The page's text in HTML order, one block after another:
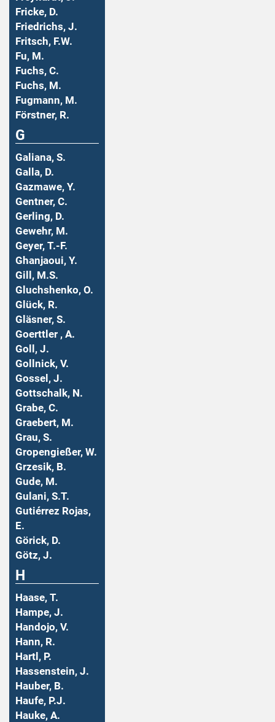
Fricke, D.
Friedrichs, J.
Fritsch, F.W.
Fu, M.
Fuchs, C.
Fuchs, M.
Fugmann, M.
Förstner, R.
G
Galiana, S.
Galla, D.
Gazmawe, Y.
Gentner, C.
Gerling, D.
Gewehr, M.
Geyer, T.-F.
Ghanjaoui, Y.
Gill, M.S.
Gluchshenko, O.
Glück, R.
Gläsner, S.
Goerttler , A.
Goll, J.
Gollnick, V.
Gossel, J.
Gottschalk, N.
Grabe, C.
Graebert, M.
Grau, S.
Gropengießer, W.
Grzesik, B.
Gude, M.
Gulani, S.T.
Gutiérrez Rojas,
E.
Görick, D.
Götz, J.
H
Haase, T.
Hampe, J.
Handojo, V.
Hann, R.
Hartl, P.
Hassenstein, J.
Hauber, B.
Haufe, P.J.
Hauke, A.